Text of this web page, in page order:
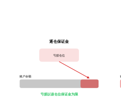
逐仓保证金
亏损仓位
亏损以该仓位保证金为限
账户余额